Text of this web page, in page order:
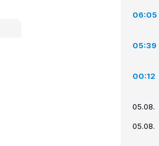
06:05
05:39
00:12
05.08.
05.08.